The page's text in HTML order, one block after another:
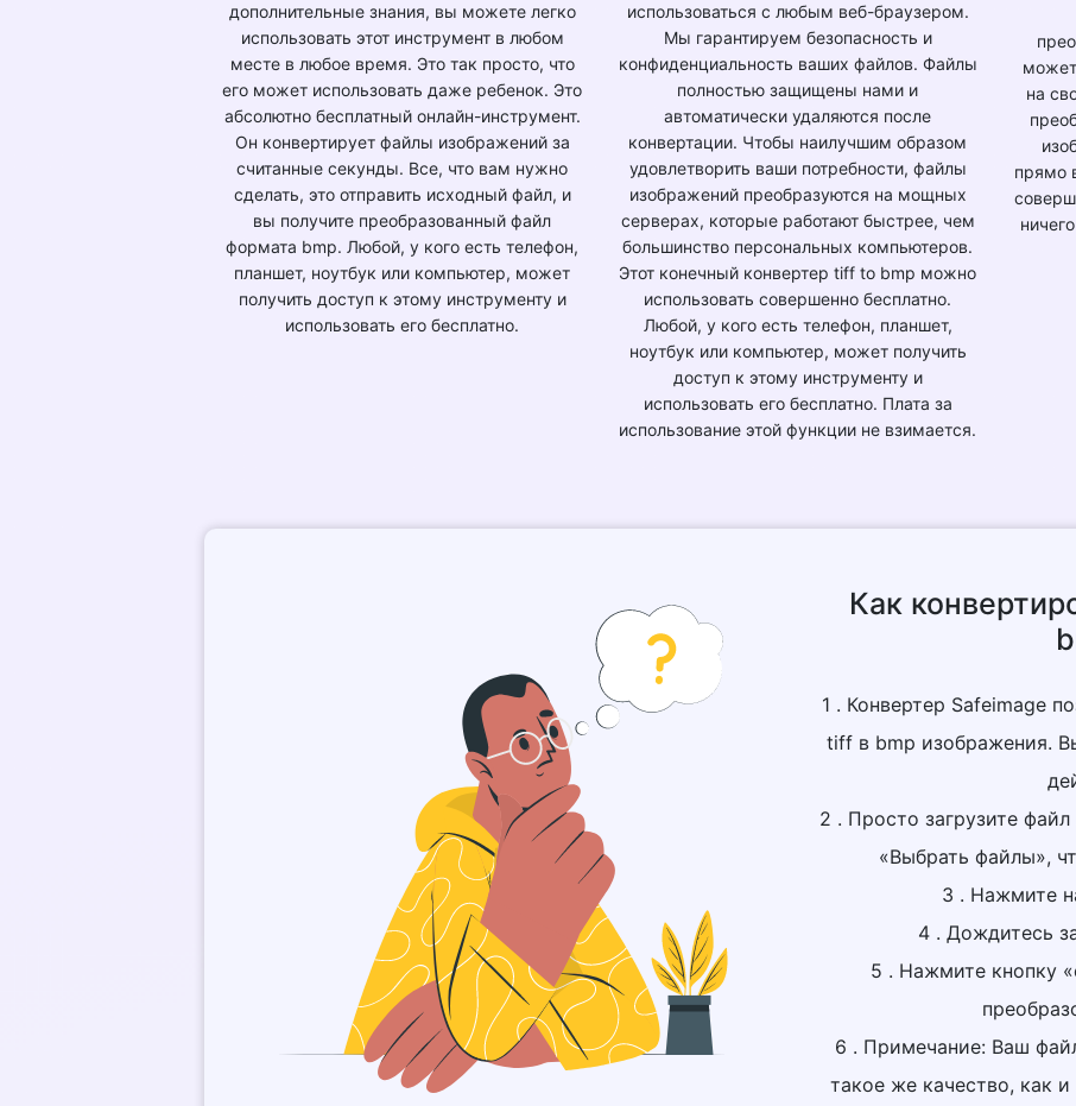
дополнительные знания, вы можете легко
использовать этот инструмент в любом
месте в любое время. Это так просто, что
его может использовать даже ребенок. Это
абсолютно бесплатный онлайн-инструмент.
Он конвертирует файлы изображений за
считанные секунды. Все, что вам нужно
сделать, это отправить исходный файл, и
вы получите преобразованный файл
формата bmp. Любой, у кого есть телефон,
планшет, ноутбук или компьютер, может
получить доступ к этому инструменту и
использовать его бесплатно.
использоваться с любым веб-браузером.
Мы гарантируем безопасность и
конфиденциальность ваших файлов. Файлы
полностью защищены нами и
автоматически удаляются после
конвертации. Чтобы наилучшим образом
удовлетворить ваши потребности, файлы
изображений преобразуются на мощных
серверах, которые работают быстрее, чем
большинство персональных компьютеров.
Этот конечный конвертер tiff to bmp можно
использовать совершенно бесплатно.
Любой, у кого есть телефон, планшет,
ноутбук или компьютер, может получить
доступ к этому инструменту и
использовать его бесплатно. Плата за
использование этой функции не взимается.
на
прямо
Как
1 . Конвертер Safeimage
tiff в bmp изображения.
2 . Просто загрузите
«Выбрать файлы»,
3 . Нажмите
4 . Дождитесь
5 . Нажмите кнопку
6 . Примечание: Ваш
такое же качество, как